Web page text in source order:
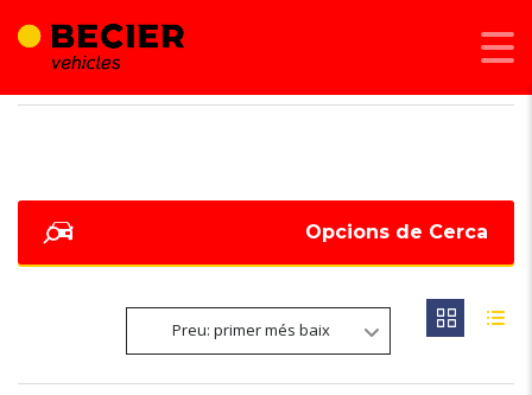
Opcions de Cerca
Preu: primer més baix